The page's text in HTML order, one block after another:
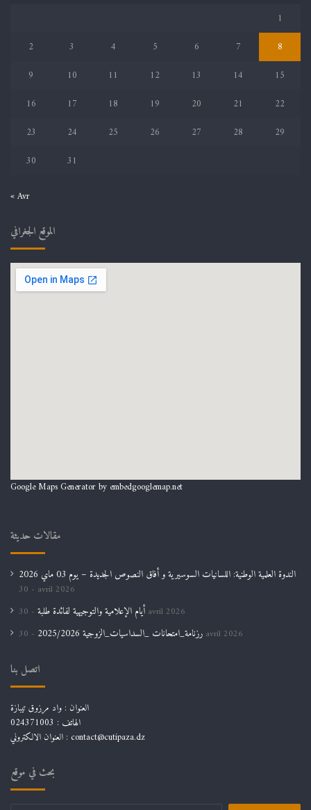
1
2
3 4 5 6 7
8
9
10 11 12 13 14
15
16
17 18 19 20 21
22
23
24 25 26 27 28
29
30
31
« Avr
الموقع الجغرافي
Google Maps Generator by embedgooglemap.net
مقالات حديثة
الندوة العلمية الوطنية: اللسانيات السوسيرية و أفاق النصوص الجديدة – يوم 03 ماي 2026
30 avril 2026
أيام الإعلامية والتوجيهية لفائدة طلبة 30 avril 2026
رزنامة_امتحانات _السداسيات_الزوجية 2025/2026 30 avril 2026
اتصل بنا
العنوان : واد مرزوق تيبازة
الهاتف : 024371003
العنوان الالكتروني : contact@cutipaza.dz
بحث في موقع